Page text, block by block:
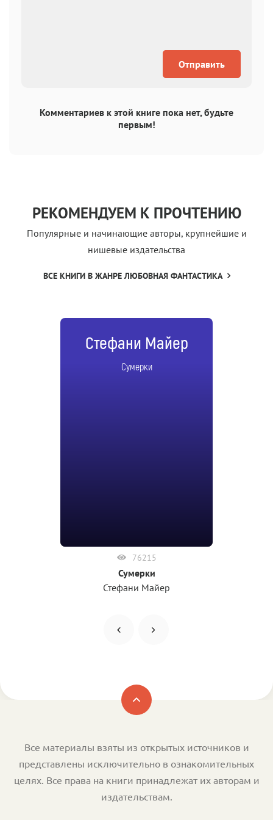
Отправить
Комментариев к этой книге пока нет, будьте
первым!
РЕКОМЕНДУЕМ К ПРОЧТЕНИЮ
Популярные и начинающие авторы, крупнейшие и
нишевые издательства
ВСЕ КНИГИ В ЖАНРЕ ЛЮБОВНАЯ ФАНТАСТИКА
Стефани Майер
Сумерки
76215
Сумерки
Стефани Майер
Все материалы взяты из открытых источников и
представлены исключительно в ознакомительных
целях. Все права на книги принадлежат их авторам и
издательствам.